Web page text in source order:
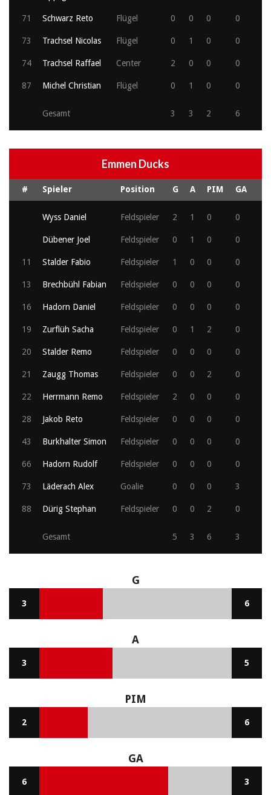
71 Schwarz Reto Flügel 0 0 0 0
73 Trachsel Nicolas Flügel 0 1 0 0
74 Trachsel Raffael Center 2 0 0 0
87 Michel Christian Flügel 0 1 0 0
Gesamt 3 3 2 6
Emmen Ducks
# Spieler Position G A PIM GA
Wyss Daniel Feldspieler 2 1 0 0
Dübener Joel Feldspieler 0 1 0 0
11 Stalder Fabio Feldspieler 1 0 0 0
13 Brechbühl Fabian Feldspieler 0 0 0 0
16 Hadorn Daniel Feldspieler 0 0 0 0
19 Zurflüh Sacha Feldspieler 0 1 2 0
20 Stalder Remo Feldspieler 0 0 0 0
21 Zaugg Thomas Feldspieler 0 0 2 0
22 Herrmann Remo Feldspieler 2 0 0 0
28 Jakob Reto Feldspieler 0 0 0 0
43 Burkhalter Simon Feldspieler 0 0 0 0
66 Hadorn Rudolf Feldspieler 0 0 0 0
73 Läderach Alex Goalie 0 0 0 3
88 Dürig Stephan Feldspieler 0 0 2 0
Gesamt 5 3 6 3
G
3 6
A
3 5
PIM
2 6
GA
6 3